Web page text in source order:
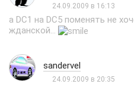
24.09.2009 в 16:13
а DC1 на DC5 поменять не
жданской...
sandervel
24.09.2009 в 20:35